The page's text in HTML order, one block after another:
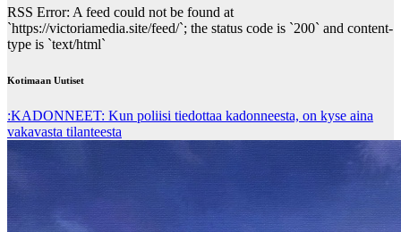
RSS Error: A feed could not be found at
`https://victoriamedia.site/feed/`; the status code is `200` and content-
type is `text/html`
Kotimaan Uutiset
:KADONNEET: Kun poliisi tiedottaa kadonneesta, on kyse aina
vakavasta tilanteesta